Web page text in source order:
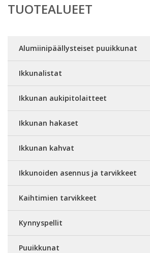
TUOTEALUEET
Alumiinipäällysteiset puuikkunat
Ikkunalistat
Ikkunan aukipitolaitteet
Ikkunan hakaset
Ikkunan kahvat
Ikkunoiden asennus ja tarvikkeet
Kaihtimien tarvikkeet
Kynnyspellit
Puuikkunat